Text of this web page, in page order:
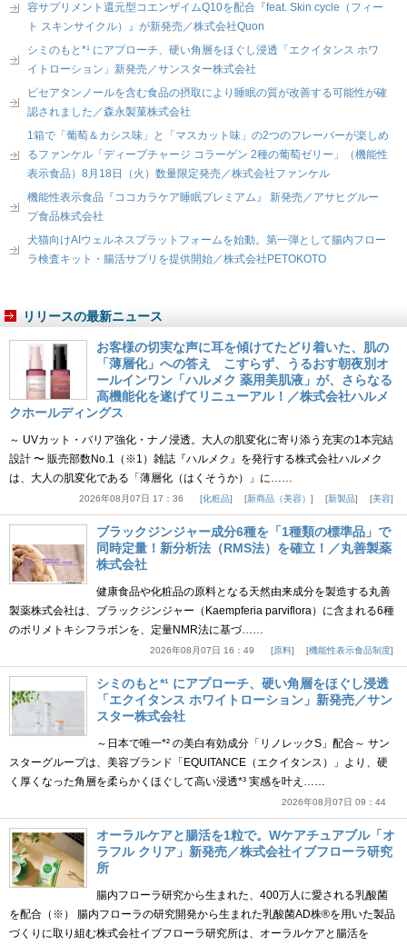
容サプリメント還元型コエンザイムQ10を配合『feat. Skin cycle（フィー
ト スキンサイクル）』が新発売／株式会社Quon
シミのもと*¹ にアプローチ、硬い角層をほぐし浸透「エクイタンス ホワ
イトローション」新発売／サンスター株式会社
ピセアタンノールを含む食品の摂取により睡眠の質が改善する可能性が確
認されました／森永製菓株式会社
1箱で「葡萄＆カシス味」と「マスカット味」の2つのフレーバーが楽しめ
るファンケル「ディープチャージ コラーゲン 2種の葡萄ゼリー」（機能性
表示食品）8月18日（火）数量限定発売／株式会社ファンケル
機能性表示食品『ココカラケア睡眠プレミアム』 新発売／アサヒグルー
プ食品株式会社
犬猫向けAIウェルネスプラットフォームを始動。第一弾として腸内フロー
ラ検査キット・腸活サプリを提供開始／株式会社PETOKOTO
リリースの最新ニュース
お客様の切実な声に耳を傾けてたどり着いた、肌の
「薄層化」への答え こすらず、うるおす朝夜別オ
ールインワン「ハルメク 薬用美肌液」が、さらなる
高機能化を遂げてリニューアル！／株式会社ハルメ
クホールディングス
～ UVカット・バリア強化・ナノ浸透。大人の肌変化に寄り添う充実の1本完結
設計 〜 販売部数No.1（※1）雑誌『ハルメク』を発行する株式会社ハルメク
は、大人の肌変化である「薄層化（はくそうか）」に……
2026年08月07日 17：36 化粧品 新商品（美容） 新製品 美容
ブラックジンジャー成分6種を「1種類の標準品」で
同時定量！新分析法（RMS法）を確立！／丸善製薬
株式会社
健康食品や化粧品の原料となる天然由来成分を製造する丸善
製薬株式会社は、ブラックジンジャー（Kaempferia parviflora）に含まれる6種
のポリメトキシフラボンを、定量NMR法に基づ……
2026年08月07日 16：49 原料 機能性表示食品制度
シミのもと*¹ にアプローチ、硬い角層をほぐし浸透
「エクイタンス ホワイトローション」新発売／サン
スター株式会社
～日本で唯一*² の美白有効成分「リノレックS」配合～ サン
スターグループは、美容ブランド「EQUITANCE（エクイタンス）」より、硬
く厚くなった角層を柔らかくほぐして高い浸透*³ 実感を叶え……
2026年08月07日 09：44
オーラルケアと腸活を1粒で。Wケアチュアブル「オ
ラフル クリア」新発売／株式会社イブフローラ研究
所
腸内フローラ研究から生まれた、400万人に愛される乳酸菌
を配合（※） 腸内フローラの研究開発から生まれた乳酸菌AD株®を用いた製品
づくりに取り組む株式会社イブフローラ研究所は、オーラルケアと腸活を